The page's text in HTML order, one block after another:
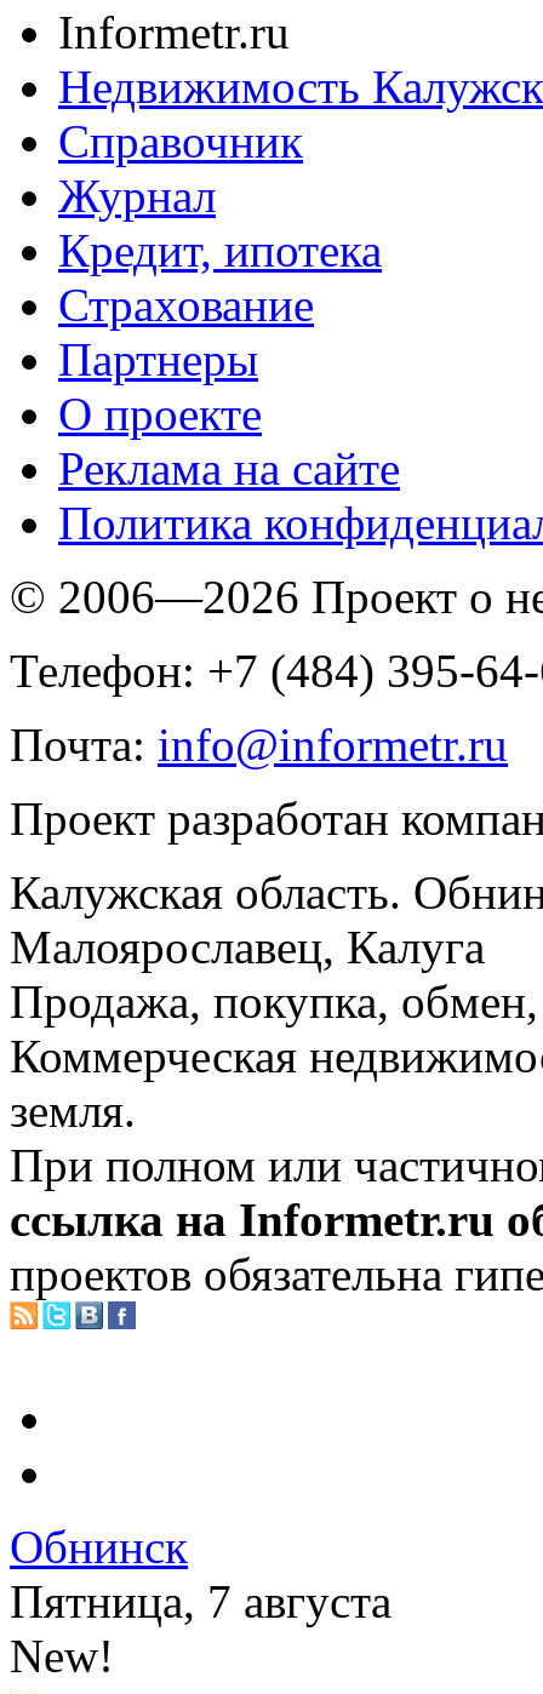
Informetr.ru
Недвижимость
Справочник
Журнал
Кредит, ипотека
Страхование
Партнеры
O проекте
Реклама на сайте
Политика
© 2006—2026 Проект о
Телефон: +7 (484) 395-
Почта: info@informetr.ru
Проект разработан
Калужская область.
Малоярославец, Калуга
Продажа, покупка, обмен,
Коммерческая
земля.
При полном или
ссылка на Informetr.ru
проектов обязательна
Обнинск
Пятница, 7 августа
New!